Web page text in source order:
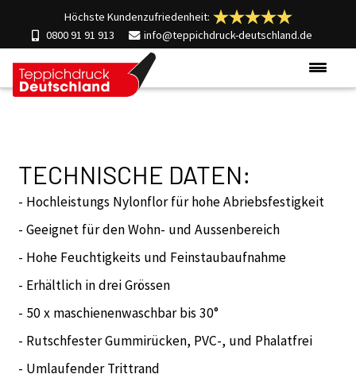
Höchste Kundenzufriedenheit:
0800 91 91 913
info@teppichdruck-deutschland.de
Über uns
TECHNISCHE DATEN:
- Hochleistungs Nylonflor für hohe Abriebsfestigkeit
- Geeignet für den Wohn- und Aussenbereich
- Hohe Feuchtigkeits und Feinstaubaufnahme
- Erhältlich in drei Grössen
- 50 x maschienenwaschbar bis 30°
- Rutschfester Gummirücken, PVC-, und Phalatfrei
- Umlaufender Trittrand